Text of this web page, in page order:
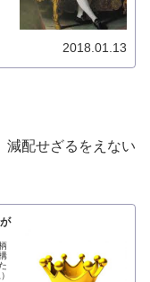
2018.01.13
減配せざるをえない